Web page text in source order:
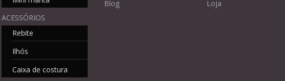
ACESSÓRIOS
Rebite
Ilhós
Caixa de costura
Blog
Loja